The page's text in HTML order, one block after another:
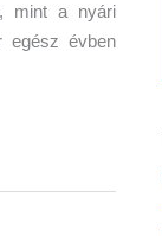
mint a nyári
egész évben